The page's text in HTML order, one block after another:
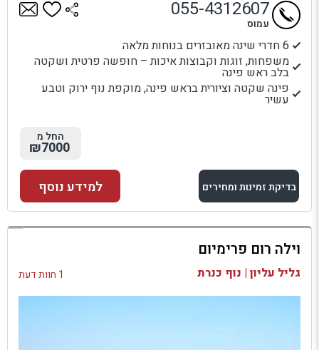
6 חדרי שינה מאובזרים בנוחות מלאה
משפחות, זוגות וקבוצות איכות – חופשה פרטית ושקטה
בלב ראש פינה
פינה שקטה וציורית בראש פינה, מוקפת נוף ירוק וטבע
עשיר
055-4312607
עמוס
החל מ
₪7000
בדיקת זמינות ומחירים
למתחם זה
בדיקת זמינות ומחירים
למידע נוסף
וילה רום פרימיום
גליל עליון | נוף כנרת 1 חוות דעת